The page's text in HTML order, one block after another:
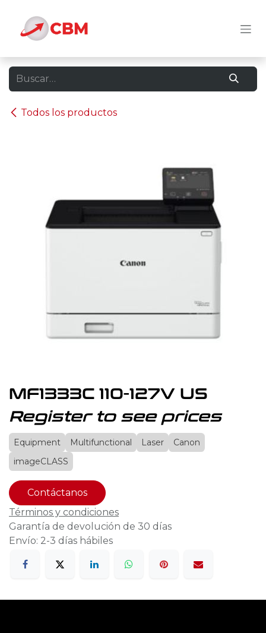
Todos los productos
MF1333C 110-127V US
Register to see prices
Equipment Multifunctional Laser
Canon
imageCLASS
Contáctanos
Términos y condiciones
Garantía de devolución de 30 días
Envío: 2-3 días hábiles